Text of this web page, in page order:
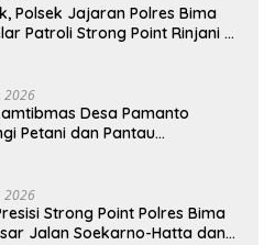
Polsek Jajaran Polres Bima
Patroli Strong Point Rinjani di
2026
Desa Pamanto
Petani dan Pantau
2026
Strong Point Polres Bima
Jalan Soekarno-Hatta dan